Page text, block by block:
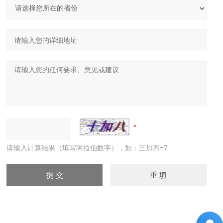
请输入计算结果（填写阿拉伯数字），如：三加四=7